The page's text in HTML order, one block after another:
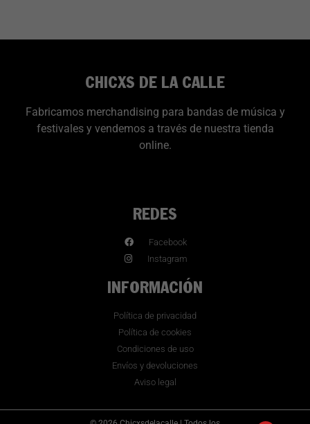
CHICXS DE LA CALLE
Fabricamos merchandising para bandas de música y
festivales y vendemos a través de nuestra tienda
online.
REDES
Facebook
Instagram
INFORMACIÓN
Política de privacidad
Política de cookies
Condiciones de uso
Envíos y devoluciones
Aviso legal